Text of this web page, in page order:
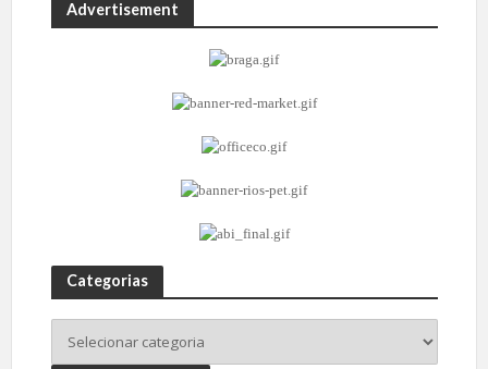
Advertisement
Categorias